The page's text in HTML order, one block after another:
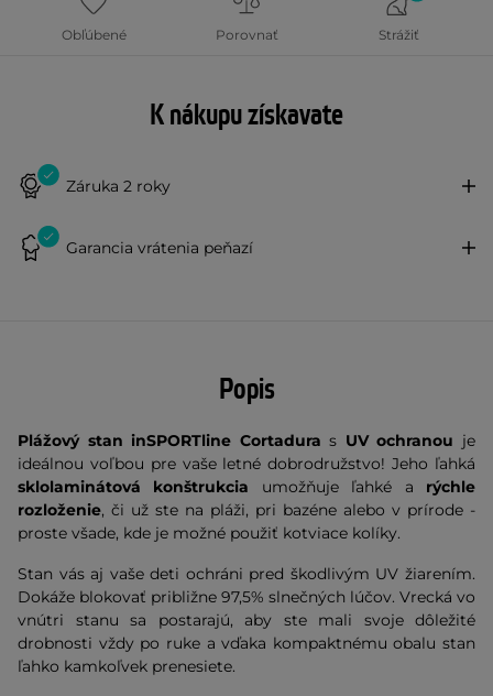
Obľúbené Porovnať Strážiť
K nákupu získavate
Záruka 2 roky
Garancia vrátenia peňazí
Popis
Plážový stan inSPORTline Cortadura s UV ochranou je
ideálnou voľbou pre vaše letné dobrodružstvo! Jeho ľahká
sklolaminátová konštrukcia umožňuje ľahké a rýchle
rozloženie, či už ste na pláži, pri bazéne alebo v prírode -
proste všade, kde je možné použiť kotviace kolíky.
Stan vás aj vaše deti ochráni pred škodlivým UV žiarením.
Dokáže blokovať približne 97,5% slnečných lúčov. Vrecká vo
vnútri stanu sa postarajú, aby ste mali svoje dôležité
drobnosti vždy po ruke a vďaka kompaktnému obalu stan
ľahko kamkoľvek prenesiete.